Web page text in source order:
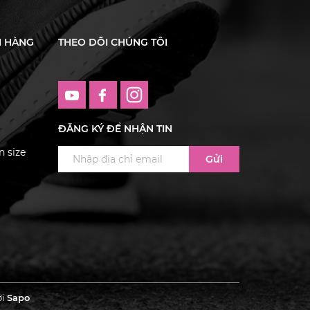
HÀNG
size
THEO DÕI CHÚNG TÔI
ĐĂNG KÝ ĐỂ NHẬN TIN
Gửi
Sapo